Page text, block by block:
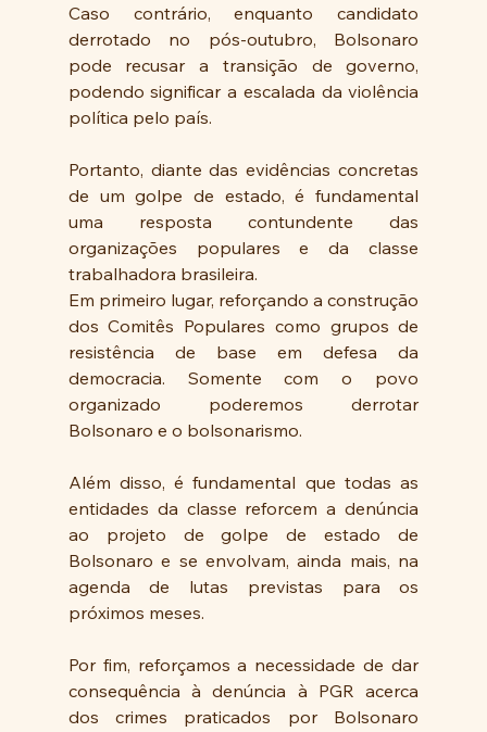
Caso contrário, enquanto candidato
derrotado no pós-outubro, Bolsonaro
pode recusar a transição de governo,
podendo significar a escalada da violência
política pelo país.
Portanto, diante das evidências concretas
de um golpe de estado, é fundamental
uma resposta contundente das
organizações populares e da classe
trabalhadora brasileira.
Em primeiro lugar, reforçando a construção
dos Comitês Populares como grupos de
resistência de base em defesa da
democracia. Somente com o povo
organizado poderemos derrotar
Bolsonaro e o bolsonarismo.
Além disso, é fundamental que todas as
entidades da classe reforcem a denúncia
ao projeto de golpe de estado de
Bolsonaro e se envolvam, ainda mais, na
agenda de lutas previstas para os
próximos meses.
Por fim, reforçamos a necessidade de dar
consequência à denúncia à PGR acerca
dos crimes praticados por Bolsonaro